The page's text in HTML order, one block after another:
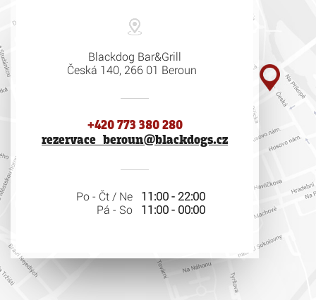
Blackdog Bar&Grill
Česká 140, 266 01 Beroun
+420 773 380 280
rezervace_beroun@blackdogs.cz
Po - Čt / Ne
11:00 - 22:00
Pá - So
11:00 - 00:00